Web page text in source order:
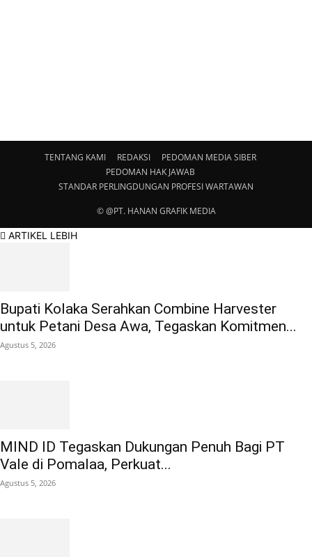
TENTANG KAMI REDAKSI
PEDOMAN MEDIA SIBER
PEDOMAN HAK JAWAB
STANDAR PERLINGDUNGAN PROFESI WARTAWAN
© @PT. HANAN GRAFIK MEDIA
ARTIKEL LEBIH
Bupati Kolaka Serahkan Combine Harvester
untuk Petani Desa Awa, Tegaskan Komitmen...
Agustus 5, 2026
MIND ID Tegaskan Dukungan Penuh Bagi PT
Vale di Pomalaa, Perkuat...
Agustus 5, 2026